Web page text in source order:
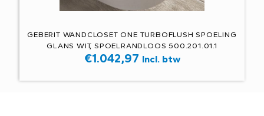
GEBERIT WANDCLOSET ONE TURBOFLUSH SPOELING
GLANS WIT, SPOELRANDLOOS 500.201.01.1
€1.042,97 Incl. btw